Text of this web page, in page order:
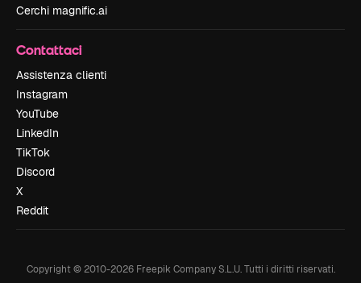
Cerchi magnific.ai
Contattaci
Assistenza clienti
Instagram
YouTube
LinkedIn
TikTok
Discord
X
Reddit
Copyright © 2010-2026Freepik Company S.L.U. Tutti i diritti riservati.